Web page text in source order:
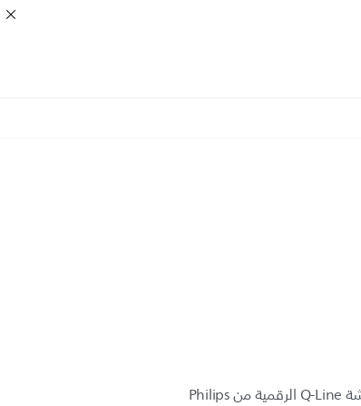
أبهر جمهورك وأبقِه على اطّلاع بفضل شاشة Q-Line الرقمية من Philips